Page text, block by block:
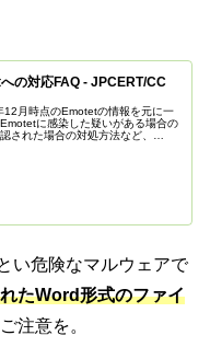
の対応FAQ - JPCERT/CC
12月時点のEmotetの情報を元に一
に感染した疑いがある場合の
された場合の対処方法など、
い危険なマルウェアで
たWord形式のファイ
注意を。